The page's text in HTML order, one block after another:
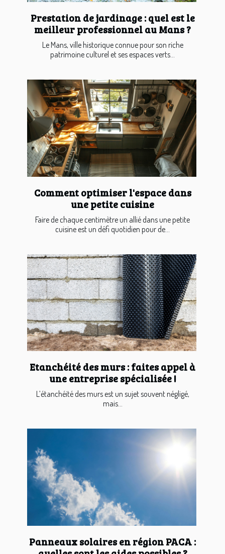
Prestation de jardinage : quel est le
meilleur professionnel au Mans ?
Le Mans, ville historique connue pour son riche
patrimoine culturel et ses espaces verts...
Comment optimiser l'espace dans
une petite cuisine
Faire de chaque centimètre un allié dans une petite
cuisine est un défi quotidien pour de...
Etanchéité des murs : faites appel à
une entreprise spécialisée !
L’étanchéité des murs est un sujet souvent négligé,
mais...
Panneaux solaires en région PACA :